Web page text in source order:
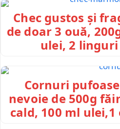
Chec gustos și
de doar 3 ouă,
ulei, 2
Cornuri
nevoie de 500g
cald, 100 ml